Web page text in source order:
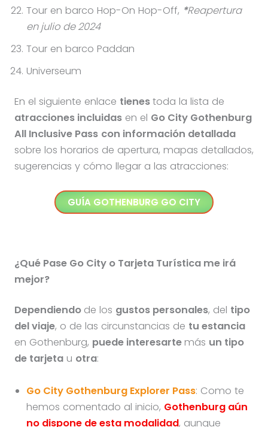
Tour en barco Hop-On Hop-Off, *Reapertura
en julio de 2024
Tour en barco Paddan
Universeum
En el siguiente enlace tienestoda la lista de
atracciones incluidasen el Go City Gothenburg
All Inclusive Pass con información detallada
sobre los horarios de apertura, mapas detallados,
sugerencias y cómo llegar a las atracciones:
GUÍA GOTHENBURG GO CITY
¿Qué Pase Go City o Tarjeta Turística me irá
mejor?
Dependiendo de los gustos personales, del tipo
del viaje, o de las circunstancias de tu estancia
en Gothenburg, puede interesarte más un tipo
de tarjetau otra:
Go City Gothenburg Explorer Pass: Como te
hemos comentado al inicio, Gothenburg aún
no dispone de esta modalidad, aunque